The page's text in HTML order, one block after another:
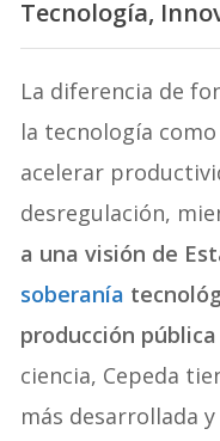
Tecnología,
La diferencia de
la tecnología
acelerar
desregulación,
a una visión de
soberanía
producción
ciencia, Cepeda
más desarrollada